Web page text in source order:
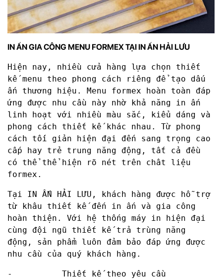
IN ẤN GIA CÔNG MENU FORMEX TẠI IN ẤN HẢI LƯU
Hiện nay, nhiều cửa hàng lựa chọn thiết
kế menu theo phong cách riêng để tạo dấu
ấn thương hiệu. Menu formex hoàn toàn đáp
ứng được nhu cầu này nhờ khả năng in ấn
linh hoạt với nhiều màu sắc, kiểu dáng và
phong cách thiết kế khác nhau. Từ phong
cách tối giản hiện đại đến sang trọng cao
cấp hay trẻ trung năng động, tất cả đều
có thể thể hiện rõ nét trên chât liệu
formex.
Tại IN ẤN HẢI LƯU, khách hàng được hỗ trợ
từ khâu thiết kế đến in ấn và gia công
hoàn thiện. Với hệ thống máy in hiện đại
cùng đội ngũ thiết kế trả trùng năng
động, sản phẩm luôn đảm bảo đáp ứng được
nhu cầu của quý khách hàng.
- Thiết kế theo yêu cầu